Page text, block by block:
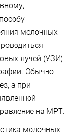
молочных
лучей (УЗИ)
Обычно
а при
на МРТ.
молочных